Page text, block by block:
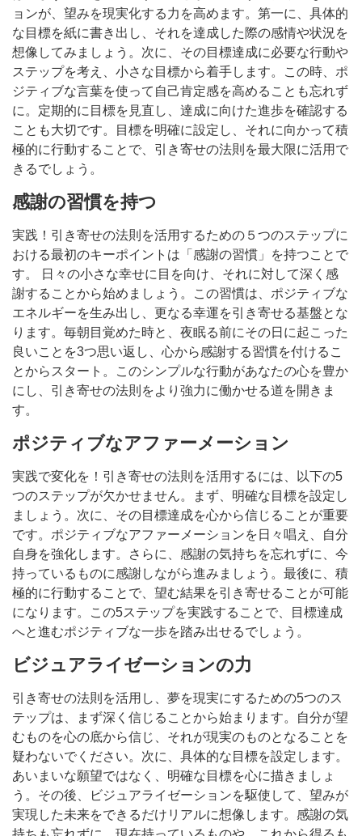
ョンが、望みを現実化する力を高めます。第一に、具体的
な目標を紙に書き出し、それを達成した際の感情や状況を
想像してみましょう。次に、その目標達成に必要な行動や
ステップを考え、小さな目標から着手します。この時、ポ
ジティブな言葉を使って自己肯定感を高めることも忘れず
に。定期的に目標を見直し、達成に向けた進歩を確認する
ことも大切です。目標を明確に設定し、それに向かって積
極的に行動することで、引き寄せの法則を最大限に活用で
きるでしょう。
感謝の習慣を持つ
実践！引き寄せの法則を活用するための５つのステップに
おける最初のキーポイントは「感謝の習慣」を持つことで
す。 日々の小さな幸せに目を向け、それに対して深く感
謝することから始めましょう。この習慣は、ポジティブな
エネルギーを生み出し、更なる幸運を引き寄せる基盤とな
ります。毎朝目覚めた時と、夜眠る前にその日に起こった
良いことを3つ思い返し、心から感謝する習慣を付けるこ
とからスタート。このシンプルな行動があなたの心を豊か
にし、引き寄せの法則をより強力に働かせる道を開きま
す。
ポジティブなアファーメーション
実践で変化を！引き寄せの法則を活用するには、以下の5
つのステップが欠かせません。まず、明確な目標を設定し
ましょう。次に、その目標達成を心から信じることが重要
です。ポジティブなアファーメーションを日々唱え、自分
自身を強化します。さらに、感謝の気持ちを忘れずに、今
持っているものに感謝しながら進みましょう。最後に、積
極的に行動することで、望む結果を引き寄せることが可能
になります。この5ステップを実践することで、目標達成
へと進むポジティブな一歩を踏み出せるでしょう。
ビジュアライゼーションの力
引き寄せの法則を活用し、夢を現実にするための5つのス
テップは、まず深く信じることから始まります。自分が望
むものを心の底から信じ、それが現実のものとなることを
疑わないでください。次に、具体的な目標を設定します。
あいまいな願望ではなく、明確な目標を心に描きましょ
う。その後、ビジュアライゼーションを駆使して、望みが
実現した未来をできるだけリアルに想像します。感謝の気